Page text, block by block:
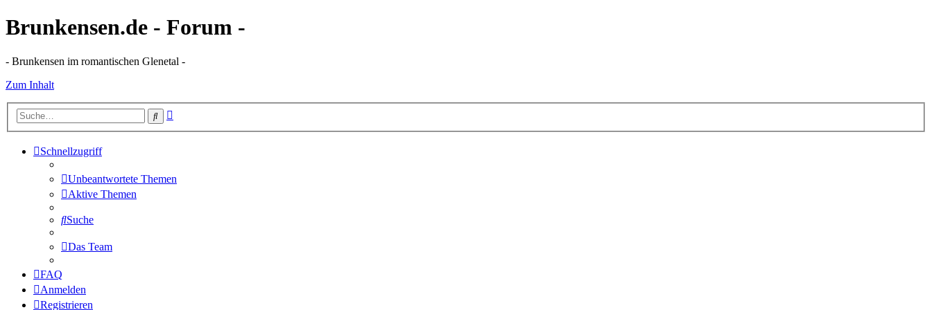
Brunkensen.de - Forum -
- Brunkensen im romantischen Glenetal -
Zum Inhalt
Suche
Schnellzugriff
Unbeantwortete Themen
Aktive Themen
Suche
Das Team
FAQ
Anmelden
Registrieren